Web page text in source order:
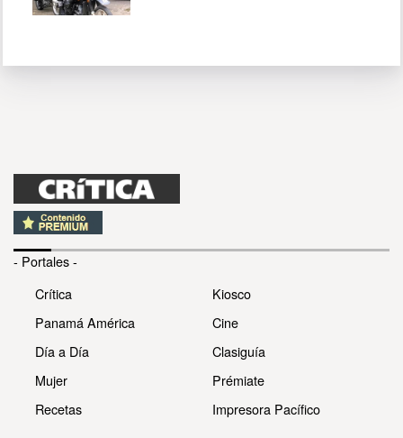
- Portales -
Crítica
Panamá América
Día a Día
Mujer
Recetas
Kiosco
Cine
Clasiguía
Prémiate
Impresora Pacífico